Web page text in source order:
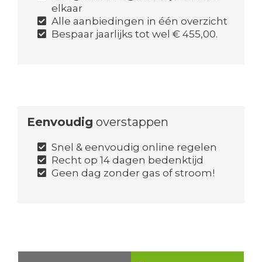
elkaar
Alle aanbiedingen in één overzicht
Bespaar jaarlijks tot wel € 455,00.
Eenvoudig overstappen
Snel & eenvoudig online regelen
Recht op 14 dagen bedenktijd
Geen dag zonder gas of stroom!